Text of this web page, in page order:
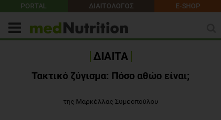
PORTAL ΔΙΑΙΤΟΛΟΓΟΣ E-SHOP
ΔΙΑΙΤΑ
Τακτικό ζύγισμα: Πόσο αθώο είναι;
της Μαρκέλλας Συμεοπούλου